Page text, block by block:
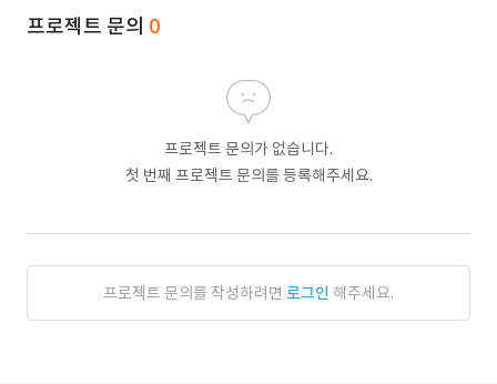
프로젝트 문의 0
프로젝트 문의가 없습니다.
첫 번째 프로젝트 문의를 등록해주세요.
프로젝트 문의를 작성하려면 로그인 해주세요.